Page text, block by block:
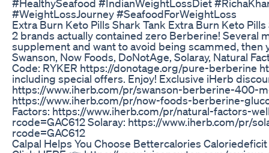
#HealthySeafood #IndianWeightLossDiet
#WeightLossJourney #SeafoodForWeightLoss
Extra Burn Keto Pills Shark Tank Extra Burn Keto
2 brands actually contained zero Berberine! Several
supplement and want to avoid being scammed,
Swanson, Now Foods, DoNotAge, Solaray, Natural
Code: RYKER https://donotage.org/pure-berberine
including special offers. Enjoy! Exclusive iHerb
https://www.iherb.com/pr/swanson-berberine-400-
https://www.iherb.com/pr/now-foods-berberine-
Factors: https://www.iherb.com/pr/natural-factors-
rcode=GAC612 Solaray: https://www.iherb.com/pr/
rcode=GAC612
Calpal Helps You Choose Bettercalories